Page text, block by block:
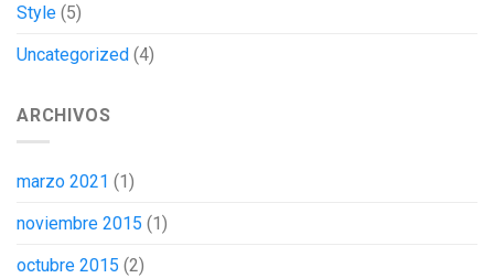
Style (5)
Uncategorized (4)
ARCHIVOS
marzo 2021 (1)
noviembre 2015 (1)
octubre 2015 (2)